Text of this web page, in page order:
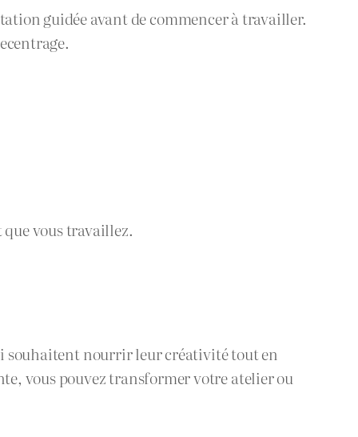
guidée avant de commencer à travailler.
vous travaillez.
souhaitent nourrir leur créativité tout en
vous pouvez transformer votre atelier ou